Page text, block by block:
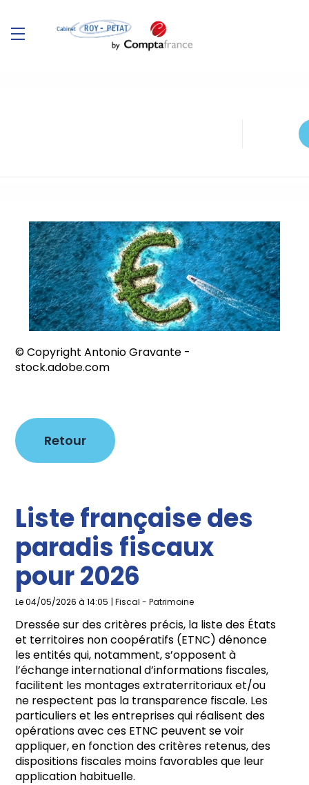
© Copyright Antonio Gravante -
stock.adobe.com
Retour
Liste française des
paradis fiscaux
pour 2026
Le 04/05/2026 à 14:05 | Fiscal - Patrimoine
Dressée sur des critères précis, la liste des États
et territoires non coopératifs (ETNC) dénonce
les entités qui, notamment, s’opposent à
l’échange international d’informations fiscales,
facilitent les montages extraterritoriaux et/ou
ne respectent pas la transparence fiscale. Les
particuliers et les entreprises qui réalisent des
opérations avec ces ETNC peuvent se voir
appliquer, en fonction des critères retenus, des
dispositions fiscales moins favorables que leur
application habituelle.